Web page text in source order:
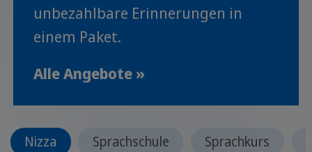
unbezahlbare Erinnerungen in
einem Paket.
Alle Angebote »
Nizza Sprachschule Sprachkurs